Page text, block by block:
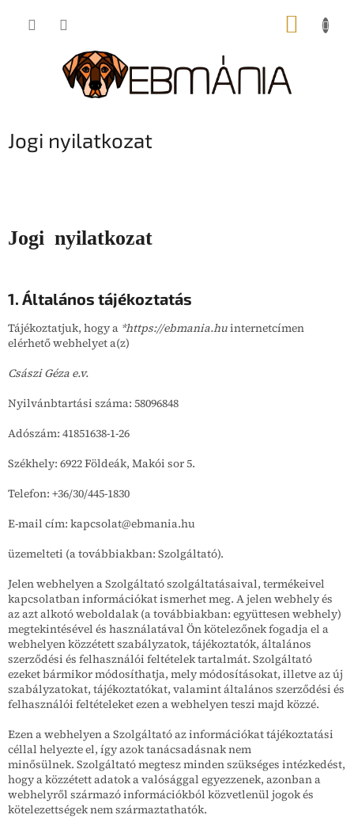
KOSÁR
Jogi nyilatkozat
Jogi nyilatkozat
1. Általános tájékoztatás
Tájékoztatjuk, hogy a *https://ebmania.huinternetcímen
elérhető webhelyet a(z)
Császi Géza e.v.
Nyilvánbtartási száma: 58096848
Adószám: 41851638-1-26
Székhely: 6922 Földeák, Makói sor 5.
Telefon: +36/30/445-1830
E-mail cím: kapcsolat@ebmania.hu
üzemelteti (a továbbiakban: Szolgáltató).
Jelen webhelyen a Szolgáltató szolgáltatásaival, termékeivel
kapcsolatban információkat ismerhet meg. A jelen webhely és
az azt alkotó weboldalak (a továbbiakban: együttesen webhely)
megtekintésével és használatával Ön kötelezőnek fogadja el a
webhelyen közzétett szabályzatok, tájékoztatók, általános
szerződési és felhasználói feltételek tartalmát. Szolgáltató
ezeket bármikor módosíthatja, mely módosításokat, illetve az új
szabályzatokat, tájékoztatókat, valamint általános szerződési és
felhasználói feltételeket ezen a webhelyen teszi majd közzé.
Ezen a webhelyen a Szolgáltató az információkat tájékoztatási
céllal helyezte el, így azok tanácsadásnak nem
minősülnek. Szolgáltató megtesz minden szükséges intézkedést,
hogy a közzétett adatok a valósággal egyezzenek, azonban a
webhelyről származó információkból közvetlenül jogok és
kötelezettségek nem származtathatók.